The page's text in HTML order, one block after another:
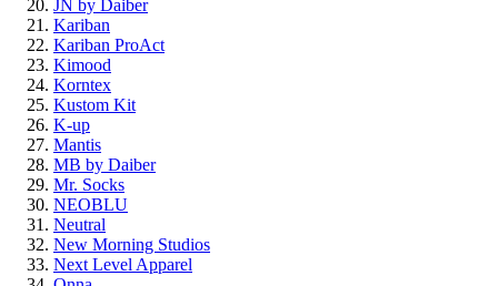
JN by Daiber
Kariban
Kariban ProAct
Kimood
Korntex
Kustom Kit
K-up
Mantis
MB by Daiber
Mr. Socks
NEOBLU
Neutral
New Morning Studios
Next Level Apparel